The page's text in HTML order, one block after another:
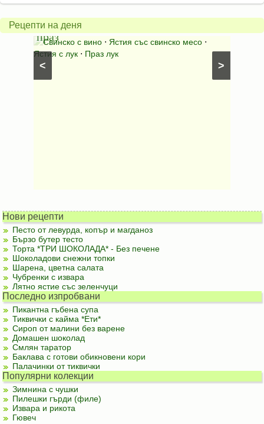
Рецепти на деня
>
<
Свинско
с
праз
Свинско с вино ⋅ Ястия със свинско месо ⋅
Ястия с лук ⋅ Праз лук
с
яйца
Нови рецепти
Песто от левурда, копър и магданоз
Бързо бутер тесто
Торта *ТРИ ШОКОЛАДА* - Без печене
Шоколадови снежни топки
Шарена, цветна салата
Чубренки с извара
Лятно ястие със зеленчуци
Последно изпробвани
Пикантна гъбена супа
Тиквички с кайма *Ети*
Сироп от малини без варене
Домашен шоколад
Смлян таратор
Баклава с готови обикновени кори
Палачинки от тиквички
Популярни колекции
Зимнина с чушки
Пилешки гърди (филе)
Извара и рикота
Гювеч